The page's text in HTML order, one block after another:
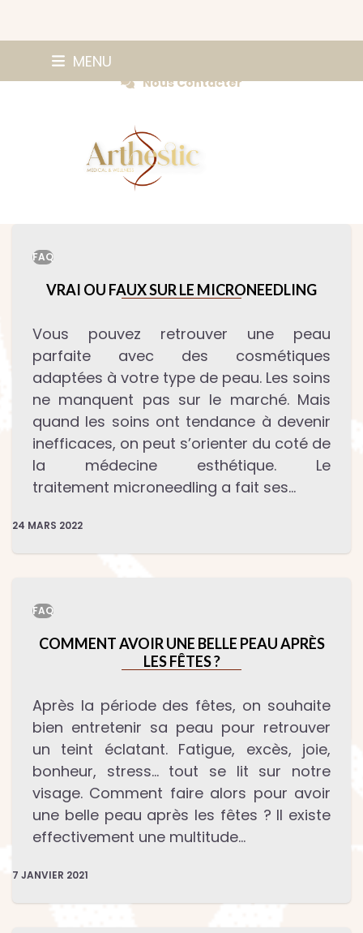
MENU
Nous Contacter
FAQ
VRAI OU FAUX SUR LE MICRONEEDLING
Vous pouvez retrouver une peau
parfaite avec des cosmétiques
adaptées à votre type de peau. Les soins
ne manquent pas sur le marché. Mais
quand les soins ont tendance à devenir
inefficaces, on peut s’orienter du coté de
la médecine esthétique. Le
traitement microneedling a fait ses…
24 MARS 2022
FAQ
COMMENT AVOIR UNE BELLE PEAU APRÈS
LES FÊTES ?
Après la période des fêtes, on souhaite
bien entretenir sa peau pour retrouver
un teint éclatant. Fatigue, excès, joie,
bonheur, stress… tout se lit sur notre
visage. Comment faire alors pour avoir
une belle peau après les fêtes ? Il existe
effectivement une multitude…
7 JANVIER 2021